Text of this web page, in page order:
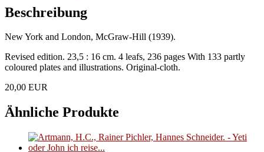
art.
Menge
Beschreibung
New York and London, McGraw-Hill (1939).
Revised edition. 23,5 : 16 cm. 4 leafs, 236 pages With 133 partly
coloured plates and illustrations. Original-cloth.
20,00 EUR
Ähnliche Produkte